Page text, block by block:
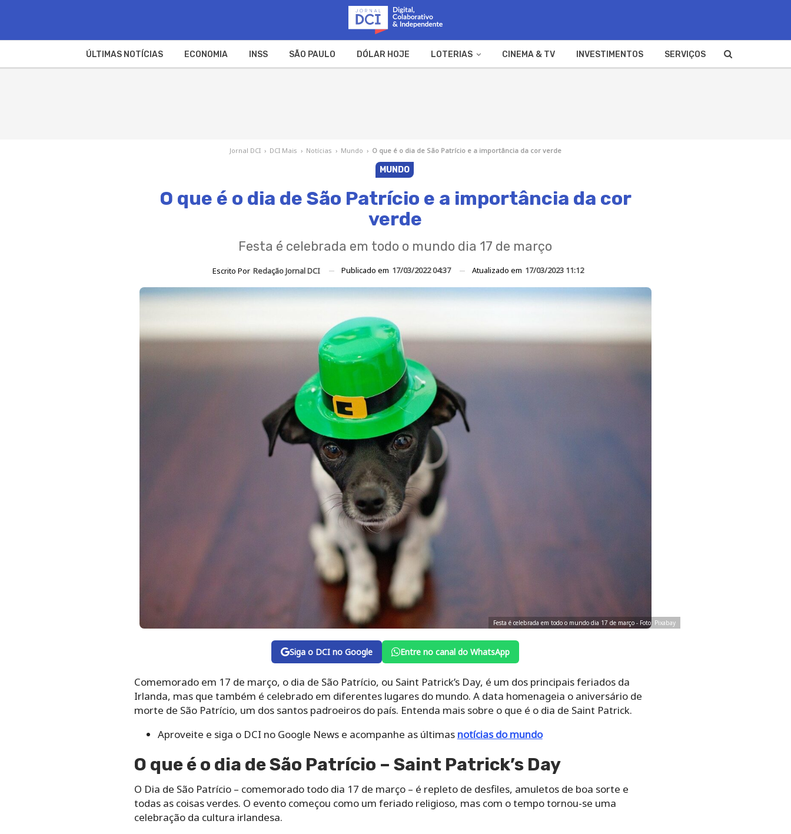
ÚLTIMAS NOTÍCIAS ECONOMIA INSS SÃO PAULO DÓLAR HOJE LOTERIAS CINEMA & TV INVESTIMENTOS SERVIÇOS
Jornal DCI › DCI Mais › Notícias › Mundo › O que é o dia de São Patrício e a importância da cor verde
MUNDO
O que é o dia de São Patrício e a importância da cor
verde
Festa é celebrada em todo o mundo dia 17 de março
Escrito Por Redação Jornal DCI Publicado em 17/03/2022 04:37 Atualizado em 17/03/2023 11:12
Festa é celebrada em todo o mundo dia 17 de março - Foto: Pixabay
Siga o DCI no Google Entre no canal do WhatsApp
Comemorado em 17 de março, o dia de São Patrício, ou Saint Patrick’s Day, é um dos principais feriados da
Irlanda, mas que também é celebrado em diferentes lugares do mundo. A data homenageia o aniversário de
morte de São Patrício, um dos santos padroeiros do país. Entenda mais sobre o que é o dia de Saint Patrick.
Aproveite e siga o DCI no Google News e acompanhe as últimas notícias do mundo
O que é o dia de São Patrício – Saint Patrick’s Day
O Dia de São Patrício – comemorado todo dia 17 de março – é repleto de desfiles, amuletos de boa sorte e
todas as coisas verdes. O evento começou como um feriado religioso, mas com o tempo tornou-se uma
celebração da cultura irlandesa.